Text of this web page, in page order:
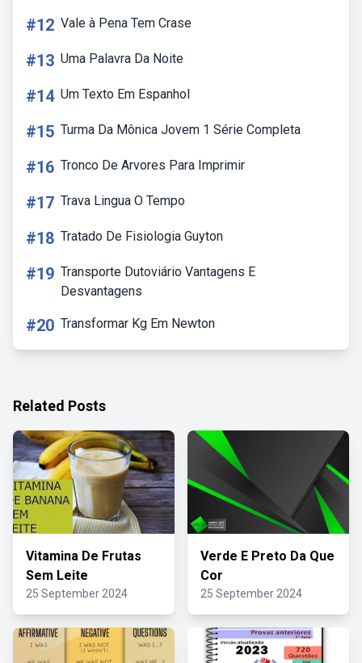
#12 Vale à Pena Tem Crase
#13 Uma Palavra Da Noite
#14 Um Texto Em Espanhol
#15 Turma Da Mônica Jovem 1 Série Completa
#16 Tronco De Arvores Para Imprimir
#17 Trava Lingua O Tempo
#18 Tratado De Fisiologia Guyton
#19 Transporte Dutoviário Vantagens E
Desvantagens
#20 Transformar Kg Em Newton
Related Posts
Vitamina De Frutas
Sem Leite
25 September 2024
Verde E Preto Da Que
Cor
25 September 2024